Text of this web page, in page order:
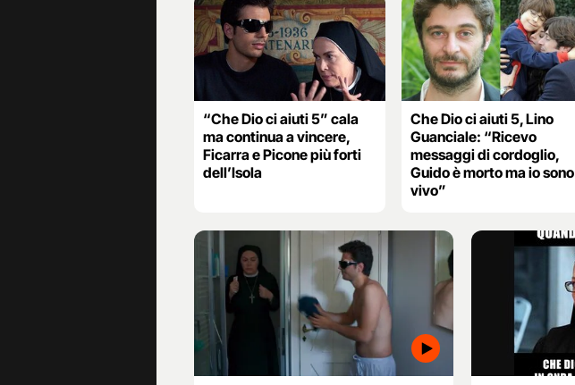
“Che Dio ci aiuti 5” cala
ma continua a vincere,
Ficarra e Picone più forti
dell’Isola
Che Dio ci aiuti 5, Lino
Guanciale: “Ricevo
messaggi di cordoglio,
Guido è morto ma io sono
vivo”